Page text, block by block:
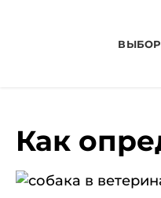
Как